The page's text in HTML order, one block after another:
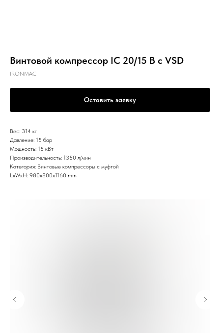
Винтовой компрессор IC 20/15 B с VSD
IRONMAC
Оставить заявку
Вес: 314 кг
Давление: 15 бар
Мощность: 15 кВт
Производительность: 1350 л/мин
Категория: Винтовые компрессоры с муфтой
LxWxH: 980x800x1160 mm